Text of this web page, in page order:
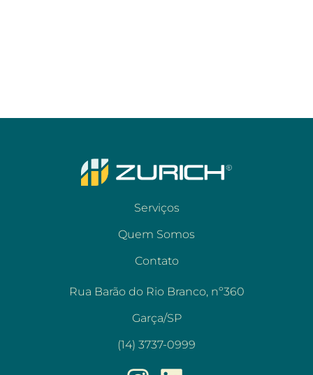
Serviços
Quem Somos
Contato
Rua Barão do Rio Branco, nº360
Garça/SP
(14) 3737-0999